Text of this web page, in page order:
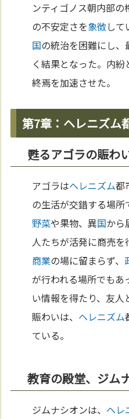
ンティゴノス朝内部の
の不安定さを象徴し
国の統治を困難にし、
く結果となった。内紛
終焉を加速させた。
第7章：ヘレニズム
甦るアゴラの賑わ
アゴラはヘレニズム都
の生活が交錯する場
野菜や果物、異国から
人たちが活発に商売
商業の場に留まらず、
が行われる場所でもあ
い情報を得たり、友
賑わいは、 ヘレニズム
ている。
教育の殿堂、ジム
ジムナシオンは、 ヘレ